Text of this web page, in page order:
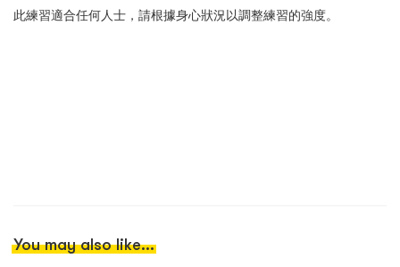
此練習適合任何人士，請根據身心狀況以調整練習的強度。
You may also like...